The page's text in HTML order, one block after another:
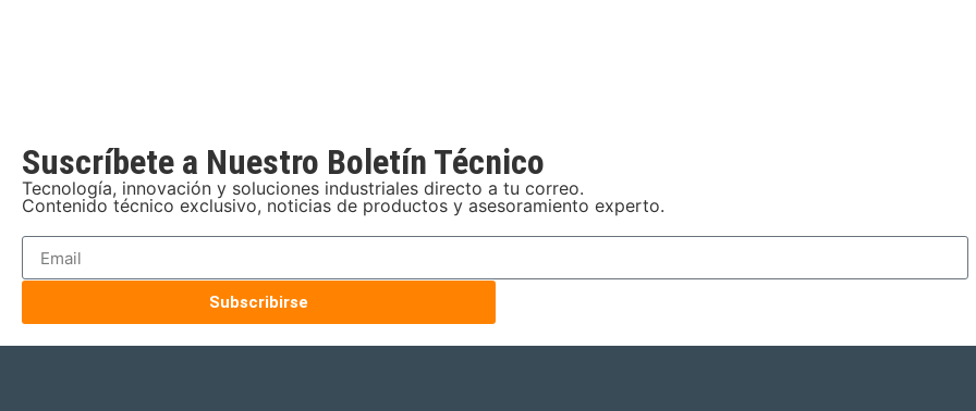
Suscríbete a Nuestro Boletín Técnico
Tecnología, innovación y soluciones industriales directo a tu correo.
Contenido técnico exclusivo, noticias de productos y asesoramiento experto.
Subscribirse